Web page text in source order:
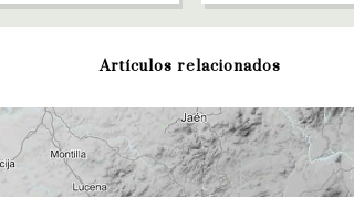
Artículos relacionados